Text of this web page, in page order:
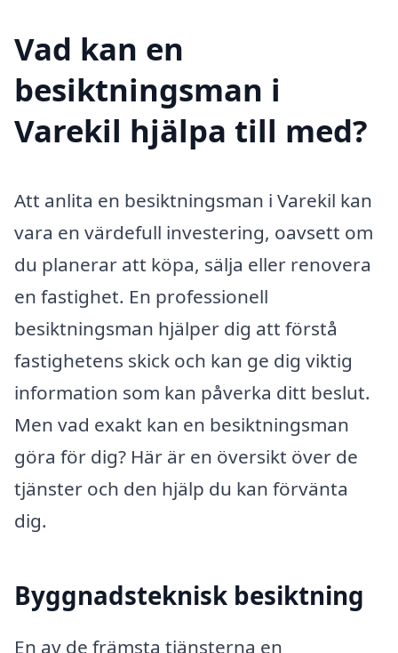
Vad kan en
besiktningsman i
Varekil hjälpa till med?
Att anlita en besiktningsman i Varekil kan
vara en värdefull investering, oavsett om
du planerar att köpa, sälja eller renovera
en fastighet. En professionell
besiktningsman hjälper dig att förstå
fastighetens skick och kan ge dig viktig
information som kan påverka ditt beslut.
Men vad exakt kan en besiktningsman
göra för dig? Här är en översikt över de
tjänster och den hjälp du kan förvänta
dig.
Byggnadsteknisk besiktning
En av de främsta tjänsterna en